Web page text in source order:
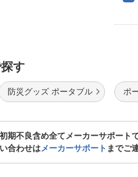
す
防災グッズ ポータブル ポ
期不良含め全てメーカーサポート
合わせはメーカーサポート までご